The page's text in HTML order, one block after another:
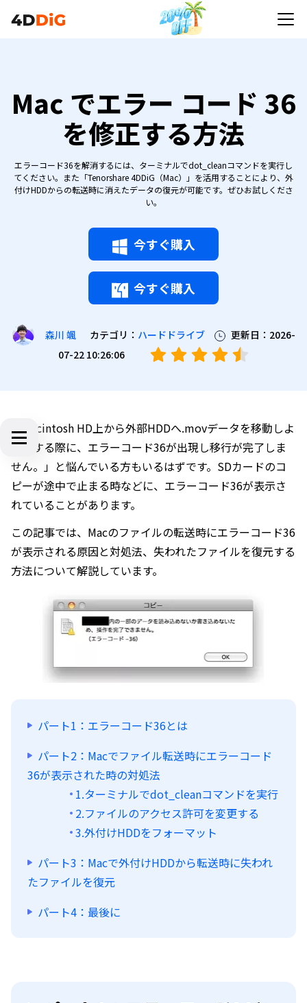
Mac でエラー コード 36
を修正する方法
エラーコード36を解消するには、ターミナルでdot_cleanコマンドを実行し
てください。また「Tenorshare 4DDiG（Mac）」を活用することにより、外
付けHDDからの転送時に消えたデータの復元が可能です。ぜひお試しくださ
い。
今すぐ購入
今すぐ購入
森川 颯 カテゴリ： ハードドライブ
更新日：2026-
07-22 10:26:06
「Macintosh HD上から外部HDDへ.movデータを移動しよ
うとする際に、エラーコード36が出現し移行が完了しま
せん。」と悩んでいる方もいるはずです。SDカードのコ
ピーが途中で止まる時などに、エラーコード36が表示さ
れていることがあります。
この記事では、Macのファイルの転送時にエラーコード36
が表示される原因と対処法、失われたファイルを復元する
方法について解説しています。
パート1：エラーコード36とは
パート2：Macでファイル転送時にエラーコード
36が表示された時の対処法
1.ターミナルでdot_cleanコマンドを実行
2.ファイルのアクセス許可を変更する
3.外付けHDDをフォーマット
パート3：Macで外付けHDDから転送時に失われ
たファイルを復元
パート4：最後に